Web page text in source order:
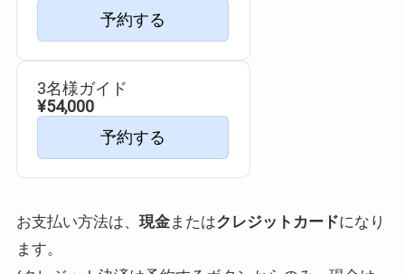
予約する
3名様ガイド
¥54,000
予約する
お支払い方法は、 現金またはクレジットカードになり
ます。